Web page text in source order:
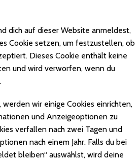
dich auf dieser Website anmeldest,
Cookie setzen, um festzustellen, ob
Dieses Cookie enthält keine
und wird verworfen, wenn du
wir einige Cookies einrichten,
und Anzeigeoptionen zu
verfallen nach zwei Tagen und
nach einem Jahr. Falls du bei
bleiben“ auswählst, wird deine